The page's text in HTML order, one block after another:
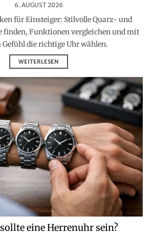
6. AUGUST 2026
für Einsteiger: Stilvolle Quarz- und
finden, Funktionen vergleichen und mit
Gefühl die richtige Uhr wählen.
WEITERLESEN
eine Herrenuhr sein?